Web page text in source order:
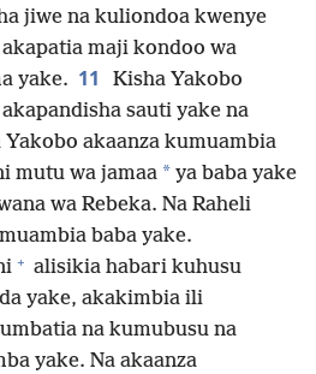
jiwe na kuliondoa kwenye
maji kondoo wa
yake. 11
Kisha Yakobo
sauti yake na
Yakobo akaanza kumuambia
mutu wa jamaa * ya baba yake
wa Rebeka. Na Raheli
baba yake.
+ alisikia habari kuhusu
yake, akakimbia ili
na kumubusu na
yake. Na akaanza